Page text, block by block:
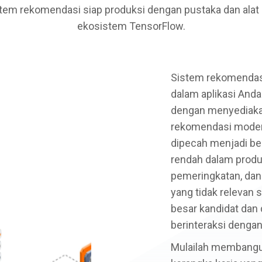
rekomendasi siap produksi dengan pustaka dan
ekosistem TensorFlow.
Sistem
dalam aplikasi
dengan
rekomendasi
dipecah menjadi
rendah dalam
pemeringkatan,
yang tidak relevan
besar kandidat
berinteraksi
Mulailah